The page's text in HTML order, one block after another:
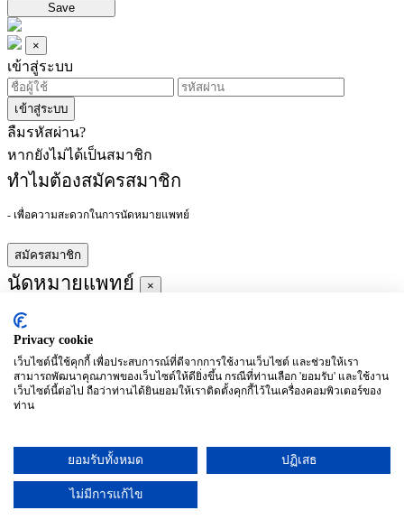
Save
×
เข้าสู่ระบบ
เข้าสู่ระบบ
ลืมรหัสผ่าน?
หากยังไม่ได้เป็นสมาชิก
ทำไมต้องสมัครสมาชิก
- เพื่อความสะดวกในการนัดหมายแพทย์
สมัครสมาชิก
นัดหมายแพทย์ ×
ผู้ชำนาญการ
ประจำ :
อาทิตย์
จันทร์
(27/09)
อังคาร
(28/09)
พุธ
พฤหัสบดี
ศุกร์
เสาร์
Privacy cookie
เว็บไซต์นี้ใช้คุกกี้ เพื่อประสบการณ์ที่ดีจากการใช้งานเว็บไซต์ และช่วยให้เรา
สามารถพัฒนาคุณภาพของเว็บไซต์ให้ดียิ่งขึ้น กรณีที่ท่านเลือก 'ยอมรับ' และใช้งาน
เว็บไซต์นี้ต่อไป ถือว่าท่านได้ยินยอมให้เราติดตั้งคุกกี้ไว้ในเครื่องคอมพิวเตอร์ของ
ท่าน
ยอมรับทั้งหมด ปฏิเสธ
ไม่มีการแก้ไข